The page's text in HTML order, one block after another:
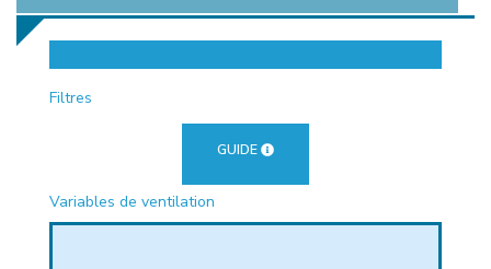
Filtres
GUIDE
Variables de ventilation